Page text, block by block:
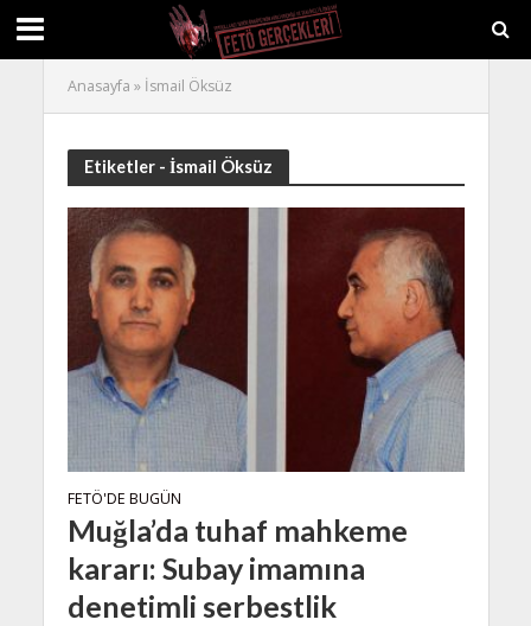
Anasayfa » İsmail Öksüz
Etiketler - İsmail Öksüz
FETÖ'DE BUGÜN
Muğla’da tuhaf mahkeme
kararı: Subay imamına
denetimli serbestlik